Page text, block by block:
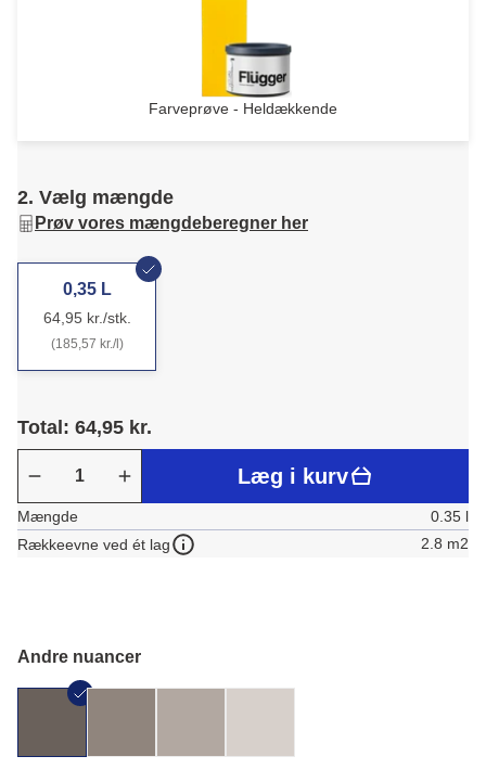
Farveprøve - Heldækkende
2. Vælg mængde
Prøv vores mængdeberegner her
0,35 L
64,95 kr./stk.
(185,57 kr./l)
Total: 64,95 kr.
Læg i kurv
Mængde
0.35 l
Rækkeevne ved ét lag
2.8 m2
Andre nuancer